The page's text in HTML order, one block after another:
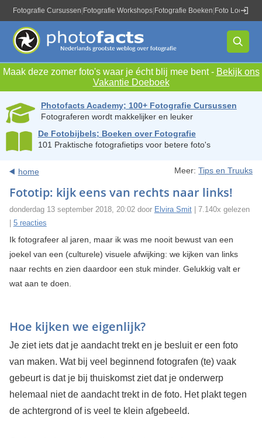
Fotografie Cursussen Fotografie Workshops Fotografie Boeken Foto Locaties
Maak deze zomer foto's waar je écht blij mee bent - Bekijk ons
Vakantie Doeboek
Photofacts Academy; 100+ Fotografie Cursussen
Fotograferen wordt makkelijker en leuker
De Fotobijbels; Boeken over Fotografie
101 Praktische fotografietips voor betere foto's
home Meer:Tips en Truuks
Fototip: kijk eens van rechts naar links!
donderdag 13 september 2018, 20:02 door Elvira Smit| 7.140x gelezen
5 reacties
Ik fotografeer al jaren, maar ik was me nooit bewust van een
joekel van een (culturele) visuele afwijking: we kijken van links
naar rechts en zien daardoor een stuk minder. Gelukkig valt er
wat aan te doen.
Hoe kijken we eigenlijk?
Je ziet iets dat je aandacht trekt en je besluit er een foto
van maken. Wat bij veel beginnend fotografen (te) vaak
gebeurt is dat je bij thuiskomst ziet dat je onderwerp
helemaal niet de aandacht trekt in de foto. Het plakt tegen
de achtergrond of is veel te klein afgebeeld.